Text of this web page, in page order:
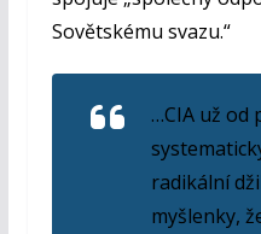
Sovětskému svazu.“
…CIA už od
radikální
myšlenky,